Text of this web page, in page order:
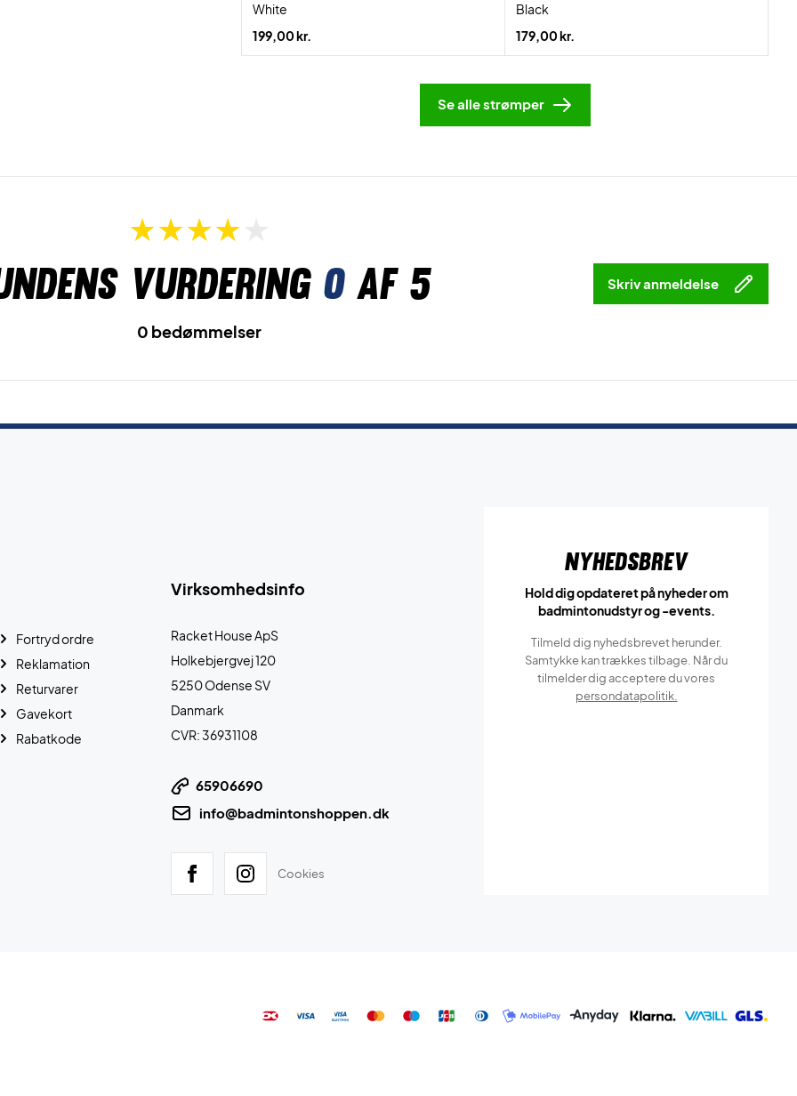
White
199,00 kr.
Black
179,00 kr.
Se alle strømper
vurdering 0af 5 Skriv anmeldelse
0 bedømmelser
Virksomhedsinfo
Racket House ApS
Holkebjergvej 120
5250 Odense SV
Danmark
CVR: 36931108
65906690
info@badmintonshoppen.dk
Cookies
Fortryd ordre
Reklamation
Returvarer
Gavekort
Rabatkode
Nyhedsbrev
Hold dig opdateret på nyheder om
badmintonudstyr og -events.
Tilmeld dig nyhedsbrevet herunder.
Samtykke kan trækkes tilbage. Når du
tilmelder dig acceptere du vores
persondatapolitik.